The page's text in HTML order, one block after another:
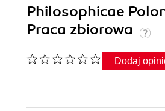
Philosophicae
Praca zbiorowa
Dodaj